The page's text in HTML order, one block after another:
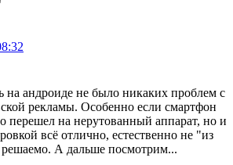
на андроиде не было никаких проблем с
рекламы. Особенно если смартфон
перешел на нерутованный аппарат, но и
всё отлично, естественно не "из
А дальше посмотрим...